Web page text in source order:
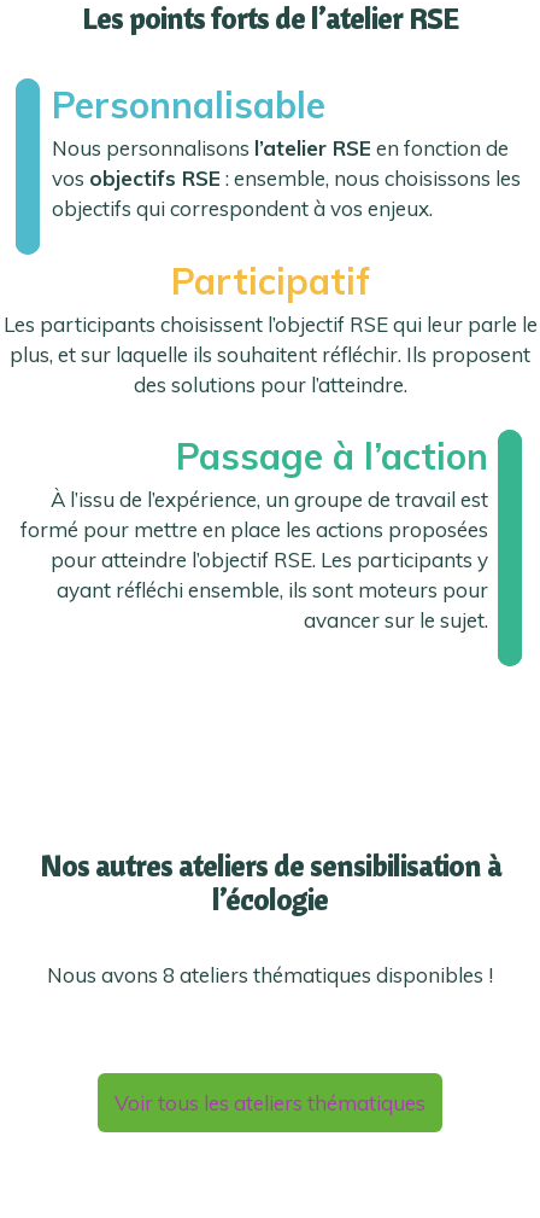
Les points forts de l’atelier RSE
Personnalisable
Nous personnalisons l’atelier RSE en fonction de
vos objectifs RSE : ensemble, nous choisissons les
objectifs qui correspondent à vos enjeux.
Participatif
Les participants choisissent l’objectif RSE qui leur parle le
plus, et sur laquelle ils souhaitent réfléchir. Ils proposent
des solutions pour l’atteindre.
Passage à l’action
À l’issu de l’expérience, un groupe de travail est
formé pour mettre en place les actions proposées
pour atteindre l’objectif RSE. Les participants y
ayant réfléchi ensemble, ils sont moteurs pour
avancer sur le sujet.
Nos autres ateliers de sensibilisation à
l’écologie
Nous avons 8 ateliers thématiques disponibles !
Voir tous les ateliers thématiques